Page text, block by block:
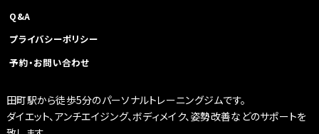
Q&A
プライバシーポリシー
予約・お問い合わせ
田町駅から徒歩5分のパーソナルトレーニングジムです。
ダイエット、アンチエイジング、ボディメイク、姿勢改善などのサポートを